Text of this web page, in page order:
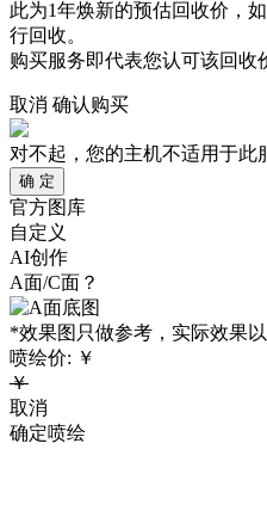
此为1年焕新的预估回收价，
行回收。
购买服务即代表您认可该回收
取消 确认购买
对不起，您的主机不适用于此
确 定
官方图库
自定义
AI创作
A面/C面？
*效果图只做参考，实际效果
喷绘价: ￥
￥
取消
确定喷绘